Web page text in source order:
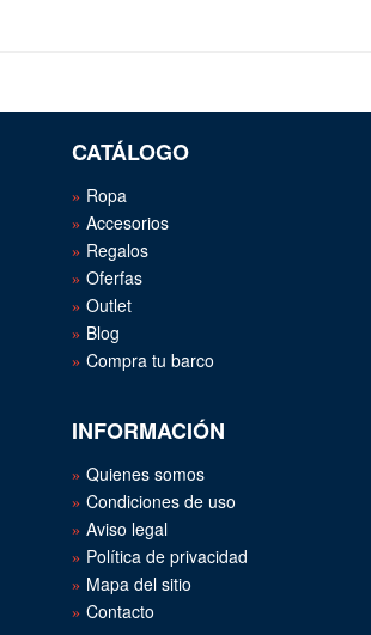
CATÁLOGO
Ropa
Accesorios
Regalos
Oferfas
Outlet
Blog
Compra tu barco
INFORMACIÓN
Quienes somos
Condiciones de uso
Aviso legal
Política de privacidad
Mapa del sitio
Contacto